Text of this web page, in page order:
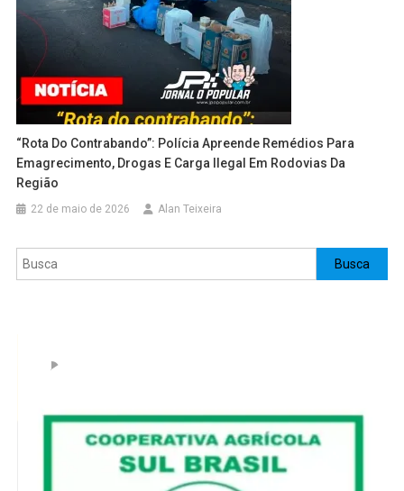
“Rota Do Contrabando”: Polícia Apreende Remédios Para
Emagrecimento, Drogas E Carga Ilegal Em Rodovias Da
Região
22 de maio de 2026 Alan Teixeira
Pesquisar Busca